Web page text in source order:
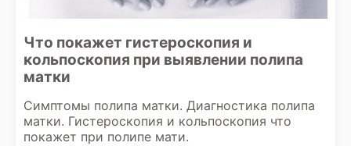
Что покажет гистероскопия и
кольпоскопия при выявлении полипа
матки
Симптомы полипа матки. Диагностика полипа
матки. Гистероскопия и кольпоскопия что
покажет при полипе мати.